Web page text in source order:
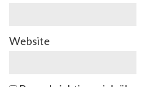
Website